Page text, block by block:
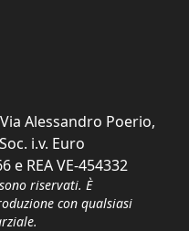
Alessandro Poerio,
i.v. Euro
e REA VE-454332
riservati. È
con qualsiasi